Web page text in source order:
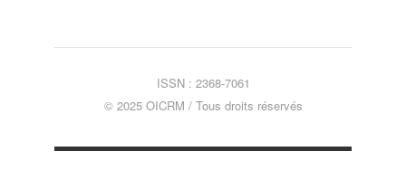
ISSN : 2368-7061
© 2025 OICRM / Tous droits réservés